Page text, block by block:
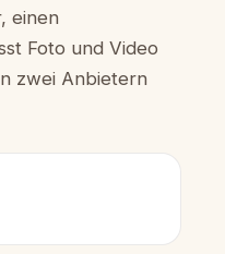
einen
Foto und Video
zwei Anbietern